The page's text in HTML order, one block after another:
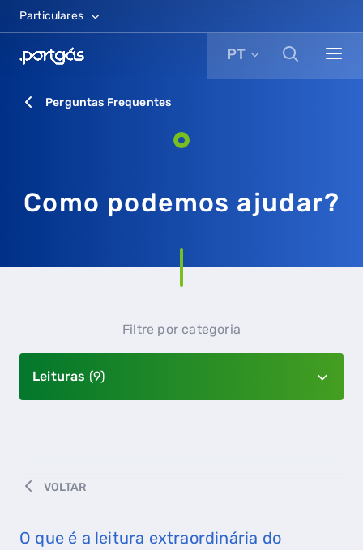
Particulares
PT
Perguntas Frequentes
Como podemos ajudar?
Leituras (9)
Filtre por categoria
VOLTAR
O que é a leitura extraordinária do